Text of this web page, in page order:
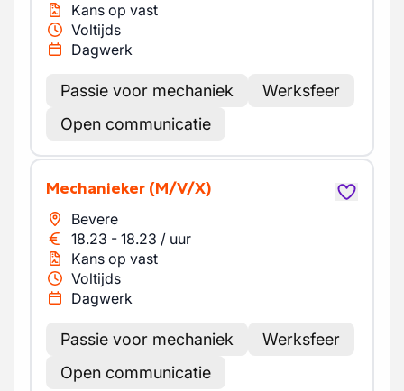
Kans op vast
Voltijds
Dagwerk
Passie voor mechaniek
Werksfeer
Open communicatie
Mechanieker (M/V/X)
Bevere
18.23 - 18.23 / uur
Kans op vast
Voltijds
Dagwerk
Passie voor mechaniek
Werksfeer
Open communicatie